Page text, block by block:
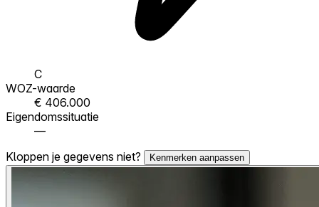
C
WOZ-waarde
€ 406.000
Eigendomssituatie
—
Kloppen je gegevens niet?
Kenmerken aanpassen